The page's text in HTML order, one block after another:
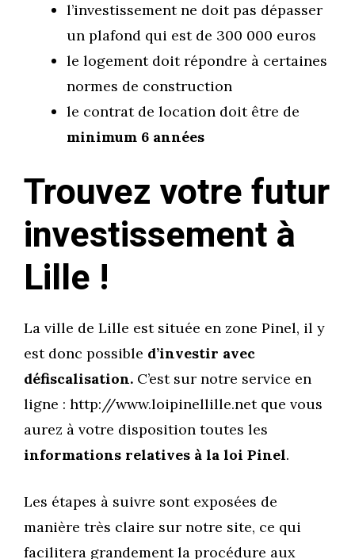
l’investissement ne doit pas dépasser
un plafond qui est de 300 000 euros
le logement doit répondre à certaines
normes de construction
le contrat de location doit être de
minimum 6 années
Trouvez votre futur
investissement à
Lille !
La ville de Lille est située en zone Pinel, il y
est donc possible d’investir avec
défiscalisation. C’est sur notre service en
ligne : http://www.loipinellille.net que vous
aurez à votre disposition toutes les
informations relatives à la loi Pinel.
Les étapes à suivre sont exposées de
manière très claire sur notre site, ce qui
facilitera grandement la procédure aux